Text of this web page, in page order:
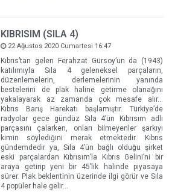
KIBRISIM (SILA 4)
22 Ağustos 2020 Cumartesi 16:47
Kıbrıs’tan gelen Ferahzat Gürsoy’un da (1943)
katılımıyla Sıla 4 geleneksel parçaların,
düzenlemelerin, derlemelerinin yanında
bestelerini de plak haline getirme olanağını
yakalayarak az zamanda çok mesafe alır…
Kıbrıs Barış Harekatı başlamıştır. Türkiye’de
radyolar gece gündüz Sıla 4’ün Kıbrısım adlı
parçasını çalarken, onları bilmeyenler şarkıyı
kimin söylediğini merak etmektedir. Kıbrıs
gündemdedir ya, Sıla 4’ün bağlı olduğu şirket
eski parçalardan Kıbrısım’la Kıbrıs Gelini’ni bir
araya getirip yeni bir 45’lik halinde piyasaya
sürer. Plak beklentinin üzerinde ilgi görür ve Sıla
4 popüler hale gelir…